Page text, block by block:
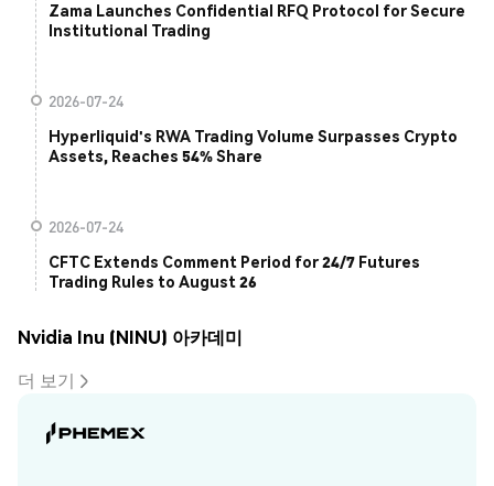
Zama Launches Confidential RFQ Protocol for Secure
Institutional Trading
2026-07-24
Hyperliquid's RWA Trading Volume Surpasses Crypto
Assets, Reaches 54% Share
2026-07-24
CFTC Extends Comment Period for 24/7 Futures
Trading Rules to August 26
Nvidia Inu (NINU) 아카데미
더 보기